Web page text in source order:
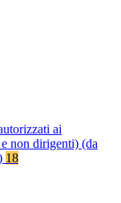
ai
non dirigenti) (da
18